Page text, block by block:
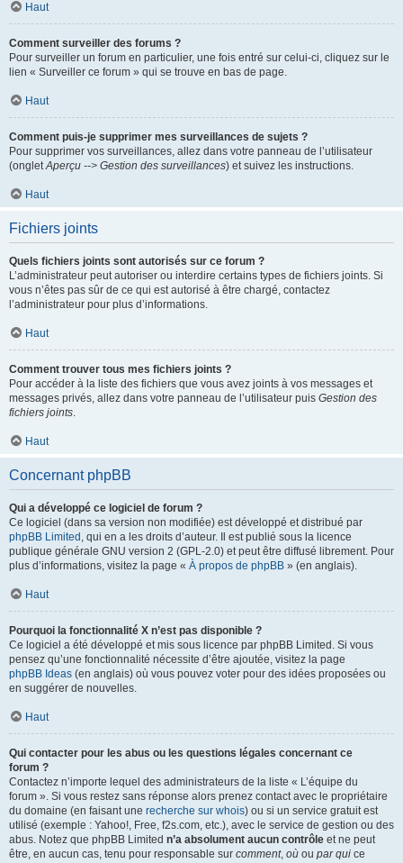
Haut
Comment surveiller des forums ?
Pour surveiller un forum en particulier, une fois entré sur celui-ci, cliquez sur le
lien « Surveiller ce forum » qui se trouve en bas de page.
Haut
Comment puis-je supprimer mes surveillances de sujets ?
Pour supprimer vos surveillances, allez dans votre panneau de l’utilisateur
(ongletAperçu --> Gestion des surveillances) et suivez les instructions.
Haut
Fichiers joints
Quels fichiers joints sont autorisés sur ce forum ?
L’administrateur peut autoriser ou interdire certains types de fichiers joints. Si
vous n’êtes pas sûr de ce qui est autorisé à être chargé, contactez
l’administrateur pour plus d’informations.
Haut
Comment trouver tous mes fichiers joints ?
Pour accéder à la liste des fichiers que vous avez joints à vos messages et
messages privés, allez dans votre panneau de l’utilisateur puis Gestion des
fichiers joints.
Haut
Concernant phpBB
Qui a développé ce logiciel de forum ?
Ce logiciel (dans sa version non modifiée) est développé et distribué par
phpBB Limited , qui en a les droits d’auteur. Il est publié sous la licence
publique générale GNU version 2 (GPL-2.0) et peut être diffusé librement. Pour
plus d’informations, visitez la page « À propos de phpBB » (en anglais).
Haut
Pourquoi la fonctionnalité X n’est pas disponible ?
Ce logiciel a été développé et mis sous licence par phpBB Limited. Si vous
pensez qu’une fonctionnalité nécessite d’être ajoutée, visitez la page
phpBB Ideas (en anglais) où vous pouvez voter pour des idées proposées ou
en suggérer de nouvelles.
Haut
Qui contacter pour les abus ou les questions légales concernant ce
forum ?
Contactez n’importe lequel des administrateurs de la liste « L’équipe du
forum ». Si vous restez sans réponse alors prenez contact avec le propriétaire
du domaine (en faisant une recherche sur whois) ou si un service gratuit est
utilisé (exemple : Yahoo!, Free, f2s.com, etc.), avec le service de gestion ou des
abus. Notez que phpBB Limited n’a absolument aucun contrôle et ne peut
être, en aucun cas, tenu pour responsable sur comment, où ou par qui ce